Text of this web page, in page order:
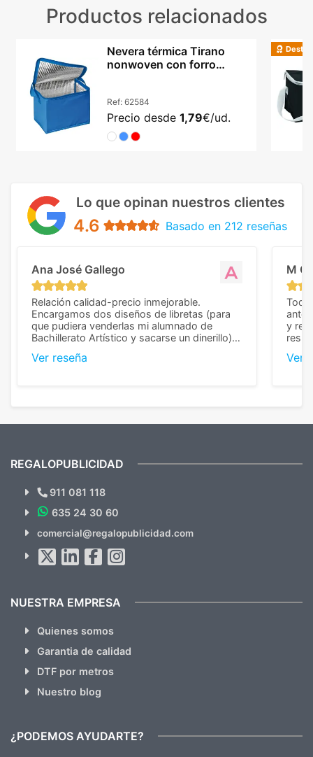
Productos relacionados
Nevera térmica Tirano
nonwoven con forro
Ref: 62584
Precio desde 1,79€/ud.
Lo que opinan nuestros clientes
4.6 Basado en 212 reseñas
Ana José Gallego
Relación calidad-precio inmejorable.
Encargamos dos diseños de libretas (para
que pudiera venderlas mi alumnado de
Bachillerato Artístico y sacarse un dinerillo) y
diferencia, con libretas de muy buena calidad
Ver reseña
M C
Todo
y
Ver
¿Quieres ver nuestras últimas
Novedades y Ofertas?
hacemos Spam)
REGALOPUBLICIDAD
911 081 118
635 24 30 60
comercial@regalopublicidad.com
NUESTRA EMPRESA
Quienes somos
Garantia de calidad
DTF por metros
Nuestro blog
¿PODEMOS AYUDARTE?